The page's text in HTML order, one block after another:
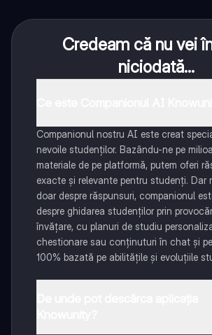
Credeam că nu vei
niciodată...
Companionul nostru AI este creat
nevoile studenților. Bazându-ne pe
materiale de pe platformă, putem oferi
exacte și relevante pentru studenți. Dar
doar despre răspunsuri, companionul
despre ghidarea studenților prin
învățare, cu planuri de studiu
chestionare sau conținuturi în chat și
100% bazată pe abilitățile și evoluțiile